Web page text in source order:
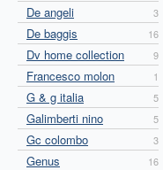
De angeli 3
De baggis 16
Dv home collection 9
Francesco molon 1
G & g italia 5
Galimberti nino 5
Gc colombo 3
Genus 16